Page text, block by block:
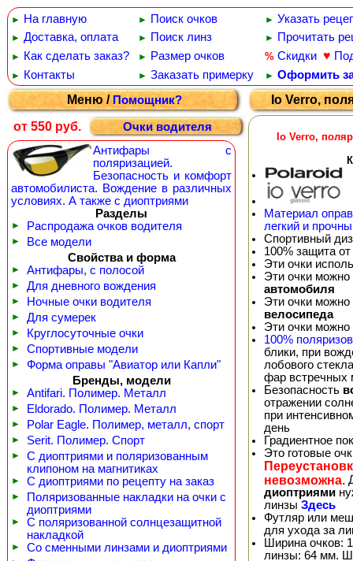
► На главную ► Поиск очков ► Указать
► Доставка, оплата ► Поиск линз ► Прочитать
► Как сделать заказ? ► Размер очков % Скидки ♥
► Контакты ► Заказать примерку ► Оформить
Меню /Помощник?
от 550 руб.
Очки водителя
Антифары с
поляризацией.
Безопасность и комфорт
автомобилиста. Вождение в различных
условиях. А также с диоптриями
Разделы
► Распродажа очков водителя
►
Все модели
Свойства и форма
► Антифары, с полосой
► Для дневного вождения
► Ночные очки водителя
► Для сумерек
► Круглосуточные очки
► Спортивные модели
►
Форма оправы "Авиатор или Капли"
Бренды, модели
► Antifari. Полимер. Металл
► Eldorado. Полимер. Металл
► Polar Eagle. Полимер, металл, спорт
► Serit. Полимер. Спорт
►
С диоптриями и поляризованным
клипоном на магнитиках
► С диоптриями по рецепту на заказ
►
Поляризованные накладки на очки с
диоптриями
►
С поляризованной солнцезащитной
накладкой
► Со сменными линзами и диоптриями
Io Verro,
Io Verro,
Материал
легкий и
Спортивный
100% защита
Эти очки
Эти очки
автомобиля
Эти очки
велосипеда
Эти очки
100%
блики, при
лобового
фар встречных
Безопасность
отражении
при
день
Градиентное
Это готовые
невозможна.
диоптриями
линзы Здесь
Футляр или
для ухода за
Ширина очков:
линзы: 64 мм.